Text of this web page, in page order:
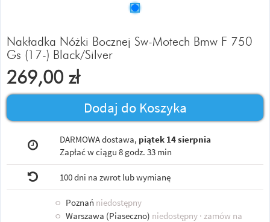
Nakładka Nóżki Bocznej Sw-Motech Bmw F 750
Gs (17-) Black/Silver
269,00 zł
Dodaj do Koszyka
DARMOWA dostawa, piątek 14 sierpnia
Zapłać w ciągu 8 godz. 33 min
100 dni na zwrot lub wymianę
○ Poznań niedostępny
○ Warszawa (Piaseczno) niedostępny · zamów na